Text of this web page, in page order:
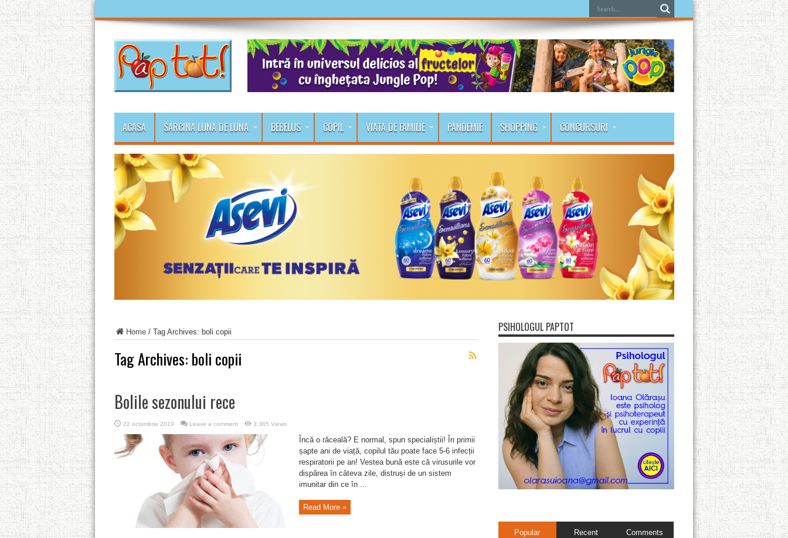
ACASA SARCINA LUNA DE LUNA BEBELUS COPIL VIATA DE FAMILIE PANDEMIE SHOPPING CONCURSURI
Home/ Tag Archives: boli copii
Tag Archives: boli copii
Bolile sezonului rece
22 octombrie 2019 Leave a comment 3,365 Views
Încă o răceală? E normal, spun specialiștii! În primii
șapte ani de viață, copilul tău poate face 5-6 infecții
respiratorii pe an! Vestea bună este că virusurile vor
dispărea în câteva zile, distruși de un sistem
imunitar din ce în ...
Read More »
PSIHOLOGUL PAPTOT
Popular Recent Comments